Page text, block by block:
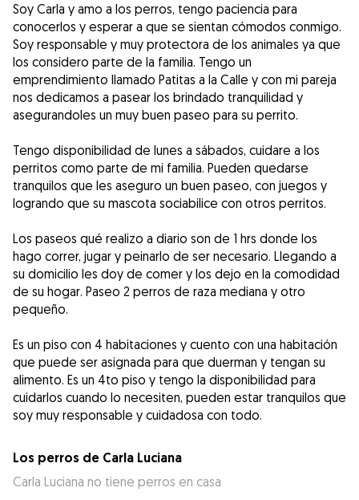
Soy Carla y amo a los perros, tengo paciencia para
conocerlos y esperar a que se sientan cómodos conmigo.
Soy responsable y muy protectora de los animales ya que
los considero parte de la familia. Tengo un
emprendimiento llamado Patitas a la Calle y con mi pareja
nos dedicamos a pasear los brindado tranquilidad y
asegurandoles un muy buen paseo para su perrito.
Tengo disponibilidad de lunes a sábados, cuidare a los
perritos como parte de mi familia. Pueden quedarse
tranquilos que les aseguro un buen paseo, con juegos y
logrando que su mascota sociabilice con otros perritos.
Los paseos qué realizo a diario son de 1 hrs donde los
hago correr, jugar y peinarlo de ser necesario. Llegando a
su domicilio les doy de comer y los dejo en la comodidad
de su hogar. Paseo 2 perros de raza mediana y otro
pequeño.
Es un piso con 4 habitaciones y cuento con una habitación
que puede ser asignada para que duerman y tengan su
alimento. Es un 4to piso y tengo la disponibilidad para
cuidarlos cuando lo necesiten, pueden estar tranquilos que
soy muy responsable y cuidadosa con todo.
Los perros de Carla Luciana
Carla Luciana no tiene perros en casa